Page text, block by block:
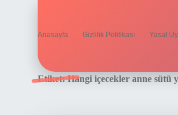
Anasayfa Gizlilik Politikası Yasal
Etiket:Hangi içecekler anne sütü